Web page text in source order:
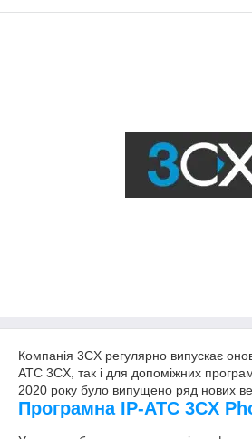
Компанія 3CX регулярно випускає
АТС 3CX, так і для допоміжних
2020 року було випущено ряд нових
Програмна IP-АТС 3CX